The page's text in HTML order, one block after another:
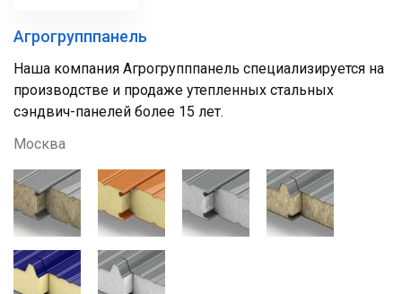
Агрогрупппанель
Наша компания Агрогрупппанель специализируется на
производстве и продаже утепленных стальных
сэндвич-панелей более 15 лет.
Москва